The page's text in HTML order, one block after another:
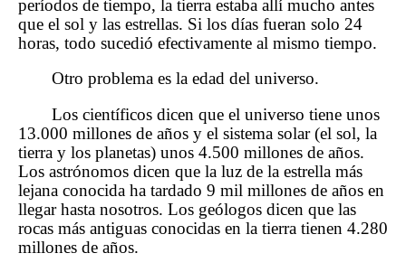
períodos de tiempo, la tierra estaba allí mucho antes
que el sol y las estrellas. Si los días fueran solo 24
horas, todo sucedió efectivamente al mismo tiempo.
Otro problema es la edad del universo.
Los científicos dicen que el universo tiene unos
13.000 millones de años y el sistema solar (el sol, la
tierra y los planetas) unos 4.500 millones de años.
Los astrónomos dicen que la luz de la estrella más
lejana conocida ha tardado 9 mil millones de años en
llegar hasta nosotros. Los geólogos dicen que las
rocas más antiguas conocidas en la tierra tienen 4.280
millones de años.